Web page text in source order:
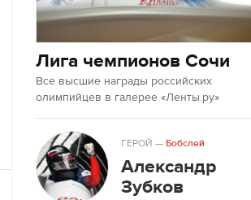
Лига чемпионов Сочи
Все высшие награды российских
олимпийцев в галерее «Ленты.ру»
ГЕРОЙ —Бобслей
Александр
Зубков